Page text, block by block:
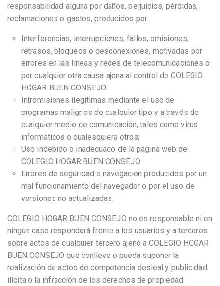
responsabilidad alguna por daños, perjuicios, pérdidas,
reclamaciones o gastos, producidos por:
Interferencias, interrupciones, fallos, omisiones,
retrasos, bloqueos o desconexiones, motivadas por
errores en las líneas y redes de telecomunicaciones o
por cualquier otra causa ajena al control de COLEGIO
HOGAR BUEN CONSEJO.
Intromisiones ilegítimas mediante el uso de
programas malignos de cualquier tipo y a través de
cualquier medio de comunicación, tales como virus
informáticos o cualesquiera otros;
Uso indebido o inadecuado de la página web de
COLEGIO HOGAR BUEN CONSEJO
Errores de seguridad o navegación producidos por un
mal funcionamiento del navegador o por el uso de
versiones no actualizadas.
COLEGIO HOGAR BUEN CONSEJO no es responsable ni en
ningún caso responderá frente a los usuarios y a terceros
sobre actos de cualquier tercero ajeno a COLEGIO HOGAR
BUEN CONSEJO que conlleve o pueda suponer la
realización de actos de competencia desleal y publicidad
ilícita o la infracción de los derechos de propiedad